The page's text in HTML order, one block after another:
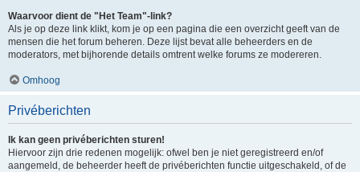
Waarvoor dient de "Het Team"-link?
Als je op deze link klikt, kom je op een pagina die een overzicht geeft van de
mensen die het forum beheren. Deze lijst bevat alle beheerders en de
moderators, met bijhorende details omtrent welke forums ze modereren.
Omhoog
Privéberichten
Ik kan geen privéberichten sturen!
Hiervoor zijn drie redenen mogelijk: ofwel ben je niet geregistreerd en/of
aangemeld, de beheerder heeft de privéberichten functie uitgeschakeld, of de